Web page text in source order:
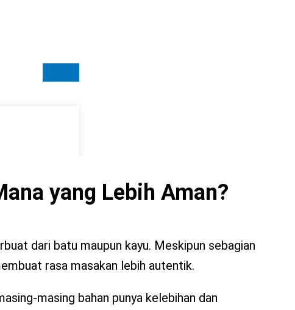
yang Lebih Aman?
dari batu maupun kayu. Meskipun sebagian
rasa masakan lebih autentik.
masing bahan punya kelebihan dan